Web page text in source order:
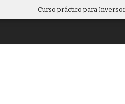
Curso práctico para